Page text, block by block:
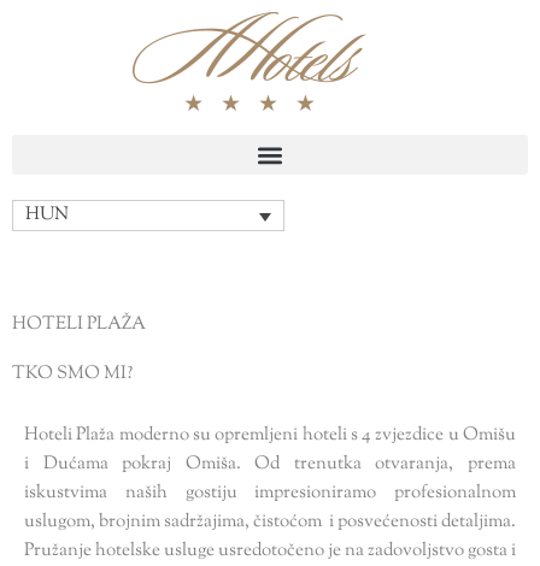
HUN
HOTELI PLAŽA
TKO SMO MI?
Hoteli Plaža moderno su opremljeni hoteli s 4 zvjezdice u Omišu
i Dućama pokraj Omiša. Od trenutka otvaranja, prema
iskustvima naših gostiju impresioniramo profesionalnom
uslugom, brojnim sadržajima, čistoćom i posvećenosti detaljima.
Pružanje hotelske usluge usredotočeno je na zadovoljstvo gosta i